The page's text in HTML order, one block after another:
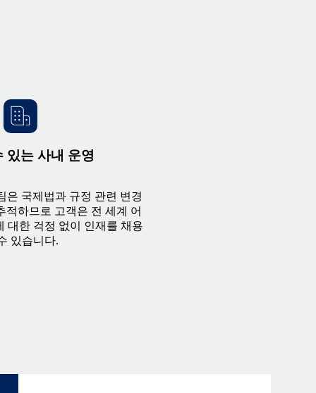
있는 사내 운영
은 국제법과 규정 관련 변경
적하므로 고객은 전 세계 어
대한 걱정 없이 인재를 채용
있습니다.